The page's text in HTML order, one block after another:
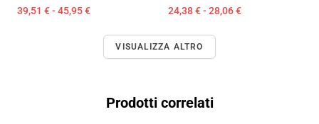
39,51 € - 45,95 € 24,38 € - 28,06 €
VISUALIZZA ALTRO
Prodotti correlati